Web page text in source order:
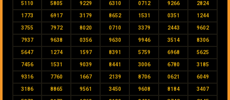
5110 5805 9229 6310 0712 9266 2824
1773 6917 3179 8652 1531 0351 1244
3755 7972 8020 0710 3379 2443 9602
7937 9638 0356 9630 9946 3514 8306
5647 1274 1597 8391 5759 6968 5625
7456 1531 9039 8441 3006 6780 3185
9316 7760 1667 2139 8706 0621 6049
3186 8865 9561 3450 9608 8184 3407